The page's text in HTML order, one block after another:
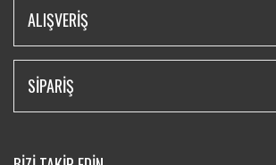
ALIŞVERİŞ
SİPARİŞ